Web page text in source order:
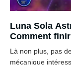
Luna Sola
Comment
Là non plus, pas
mécanique